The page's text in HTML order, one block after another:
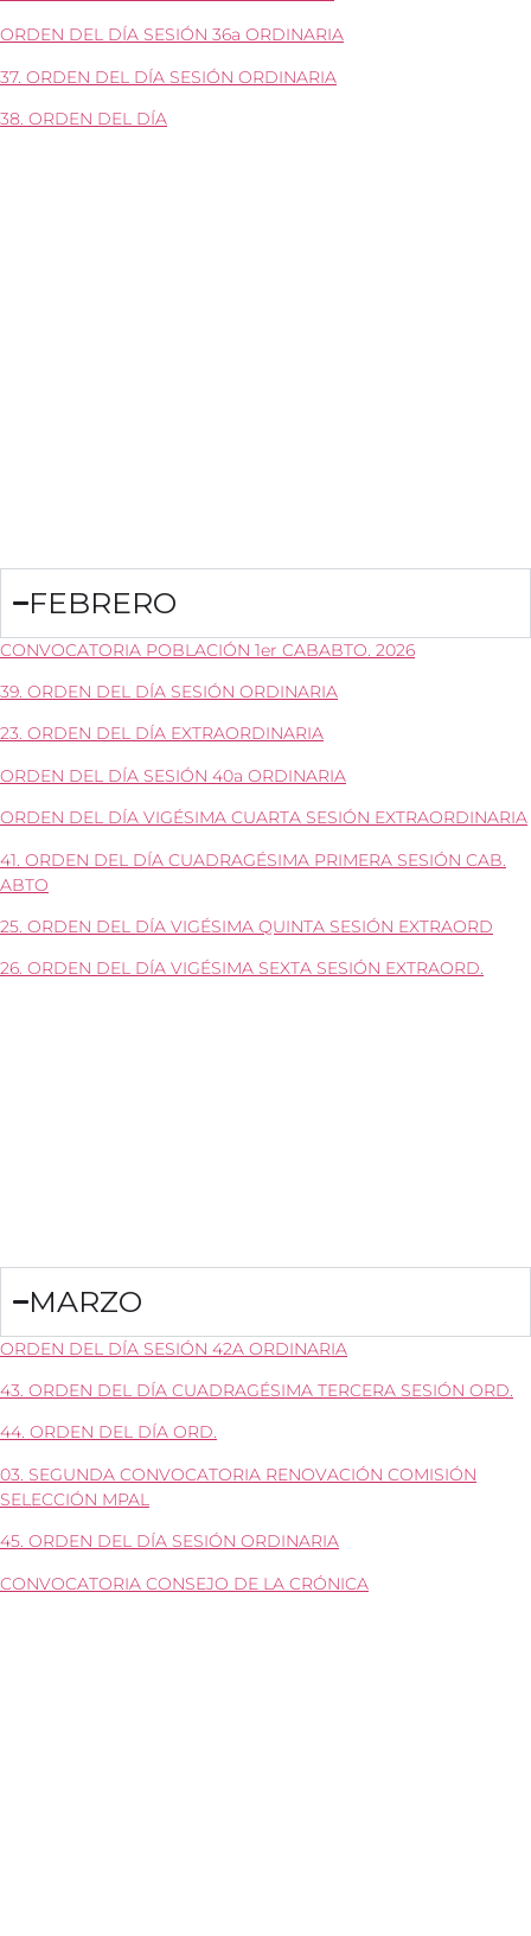
ORDEN DEL DÍA SESIÓN 36a ORDINARIA
37. ORDEN DEL DÍA SESIÓN ORDINARIA
38. ORDEN DEL DÍA
FEBRERO
CONVOCATORIA POBLACIÓN 1er CABABTO. 2026
39. ORDEN DEL DÍA SESIÓN ORDINARIA
23. ORDEN DEL DÍA EXTRAORDINARIA
ORDEN DEL DÍA SESIÓN 40a ORDINARIA
ORDEN DEL DÍA VIGÉSIMA CUARTA SESIÓN EXTRAORDINARIA
41. ORDEN DEL DÍA CUADRAGÉSIMA PRIMERA SESIÓN CAB.
ABTO
25. ORDEN DEL DÍA VIGÉSIMA QUINTA SESIÓN EXTRAORD
26. ORDEN DEL DÍA VIGÉSIMA SEXTA SESIÓN EXTRAORD.
MARZO
ORDEN DEL DÍA SESIÓN 42A ORDINARIA
43. ORDEN DEL DÍA CUADRAGÉSIMA TERCERA SESIÓN ORD.
44. ORDEN DEL DÍA ORD.
03. SEGUNDA CONVOCATORIA RENOVACIÓN COMISIÓN
SELECCIÓN MPAL
45. ORDEN DEL DÍA SESIÓN ORDINARIA
CONVOCATORIA CONSEJO DE LA CRÓNICA